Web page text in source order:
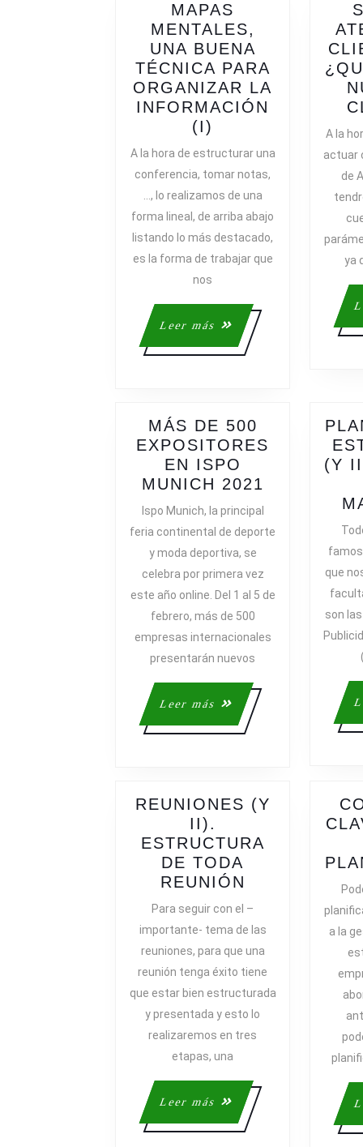
MAPAS
MENTALES,
UNA BUENA
TÉCNICA PARA
ORGANIZAR LA
INFORMACIÓN
(I)
MENTALES,
BUENA
TÉCNICA
PARA
ORGANIZAR
LA
(I)
A la hora de estructurar una
conferencia, tomar notas,
…, lo realizamos de una
forma lineal, de arriba abajo
listando lo más destacado,
es la forma de trabajar que
nos
Leer más
Leer
más
A la
actuar
de
ya
MÁS DE 500
EXPOSITORES
EN ISPO
MUNICH 2021
DE
ISPO
MUNICH
Ispo Munich, la principal
feria continental de deporte
y moda deportiva, se
celebra por primera vez
este año online. Del 1 al 5 de
febrero, más de 500
empresas internacionales
presentarán nuevos
Leer más
Leer
más
(Y
que
son
REUNIONES (Y
II).
ESTRUCTURA
DE TODA
REUNIÓN REUNIONES
DE
TODA
REUNIÓN
Para seguir con el –
importante- tema de las
reuniones, para que una
reunión tenga éxito tiene
que estar bien estructurada
y presentada y esto lo
realizaremos en tres
etapas, una
Leer más
Leer
más
a la